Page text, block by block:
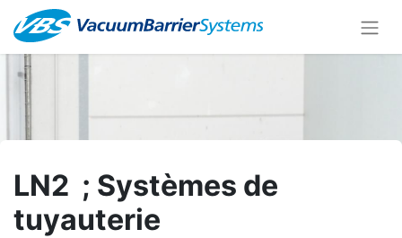
LN2 ; Systèmes de
tuyauterie